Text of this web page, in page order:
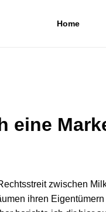
Home
eine
zwischen
ihren